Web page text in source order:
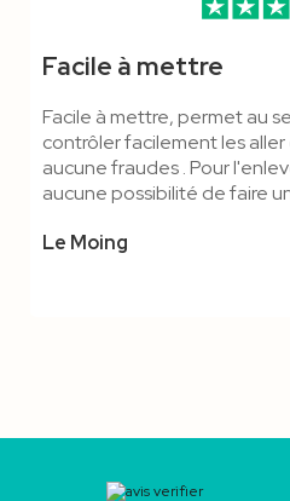
Facile à mettre
Facile à mettre, permet au
contrôler facilement les
aucune fraudes . Pour
aucune possibilité de faire
Le Moing